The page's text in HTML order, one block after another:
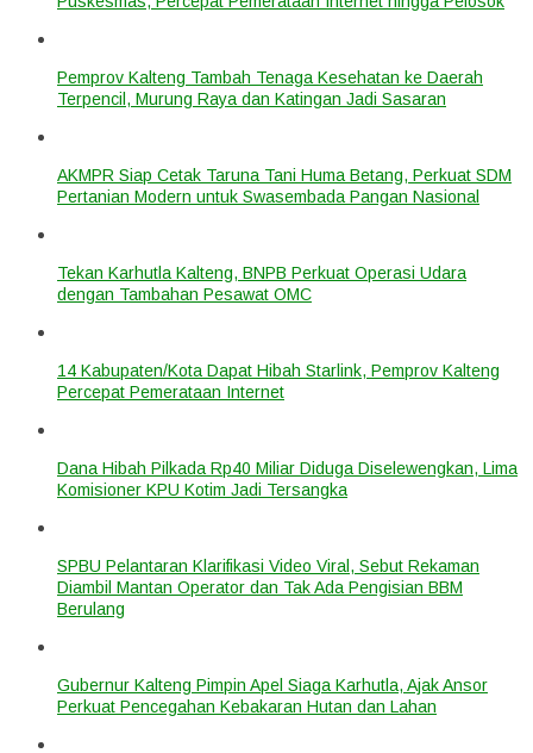
Pemprov Kalteng Tambah Tenaga Kesehatan ke Daerah
Terpencil, Murung Raya dan Katingan Jadi Sasaran
AKMPR Siap Cetak Taruna Tani Huma Betang, Perkuat SDM
Pertanian Modern untuk Swasembada Pangan Nasional
Tekan Karhutla Kalteng, BNPB Perkuat Operasi Udara
dengan Tambahan Pesawat OMC
14 Kabupaten/Kota Dapat Hibah Starlink, Pemprov Kalteng
Percepat Pemerataan Internet
Dana Hibah Pilkada Rp40 Miliar Diduga Diselewengkan, Lima
Komisioner KPU Kotim Jadi Tersangka
SPBU Pelantaran Klarifikasi Video Viral, Sebut Rekaman
Diambil Mantan Operator dan Tak Ada Pengisian BBM
Berulang
Gubernur Kalteng Pimpin Apel Siaga Karhutla, Ajak Ansor
Perkuat Pencegahan Kebakaran Hutan dan Lahan